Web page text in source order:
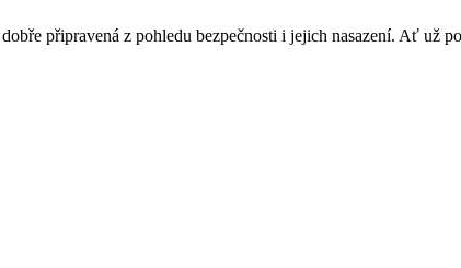
připravená z pohledu bezpečnosti i jejich nasazení. Ať už